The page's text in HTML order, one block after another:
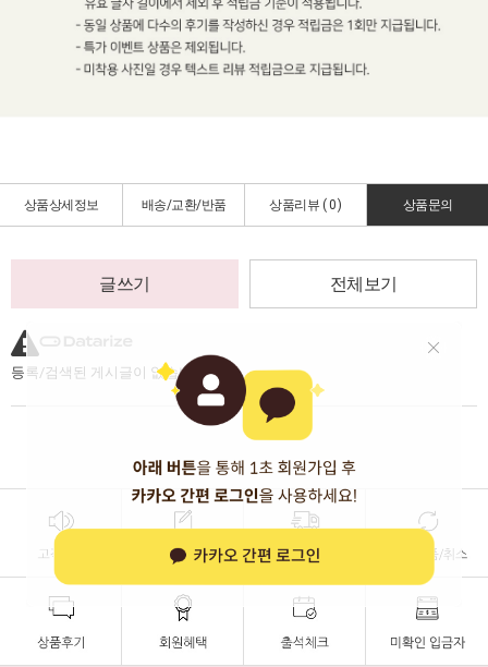
상품상세정보 배송/교환/반품 상품리뷰 (0) 상품문의
글쓰기 전체보기
등록/검색된 게시글이 없습니다.